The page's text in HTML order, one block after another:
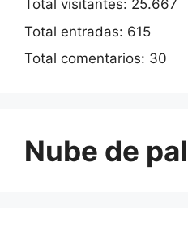
Total visitantes: 25.667
Total entradas: 615
Total comentarios: 30
Nube de